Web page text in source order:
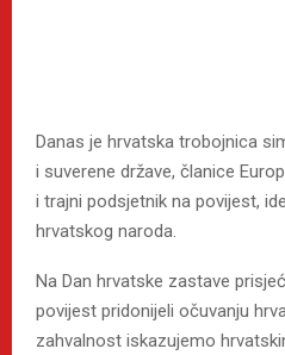
Danas je hrvatska trobojnica
i suverene države, članice
i trajni podsjetnik na povijest,
hrvatskog naroda.
Na Dan hrvatske zastave
povijest pridonijeli očuvanju
zahvalnost iskazujemo